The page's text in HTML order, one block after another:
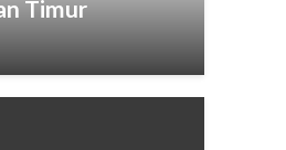
Timur